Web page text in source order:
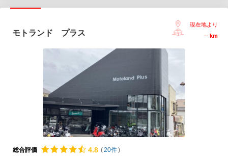
モトランド プラス
現在地より
-- km
総合評価 4.8 (20件)